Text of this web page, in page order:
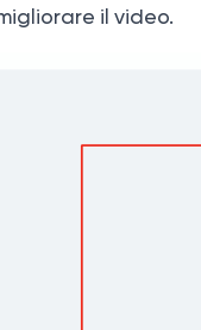
il video.